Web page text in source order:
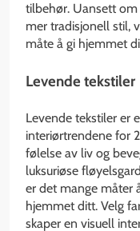
tilbehør. Uansett
mer tradisjonell stil,
måte å gi hjemmet
Levende tekstiler
Levende tekstiler er
interiørtrendene for
følelse av liv og
luksuriøse
er det mange måter
hjemmet ditt. Velg
skaper en visuell